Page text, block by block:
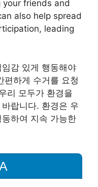
your friends and
also help spread
leading
감 있게 행동해야
편하게 수거를 요청
리 모두가 환경을
랍니다. 환경은 우
하여 지속 가능한